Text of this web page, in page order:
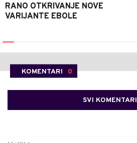
RANO OTKRIVANJE NOVE
VARIJANTE EBOLE
KOMENTARI 0
SVI KOMENTARI